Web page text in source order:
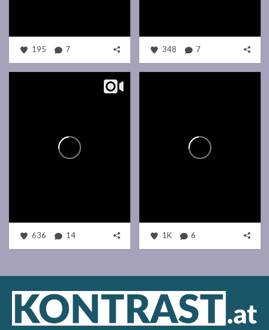
195 7 348 7
636 14 1K 6